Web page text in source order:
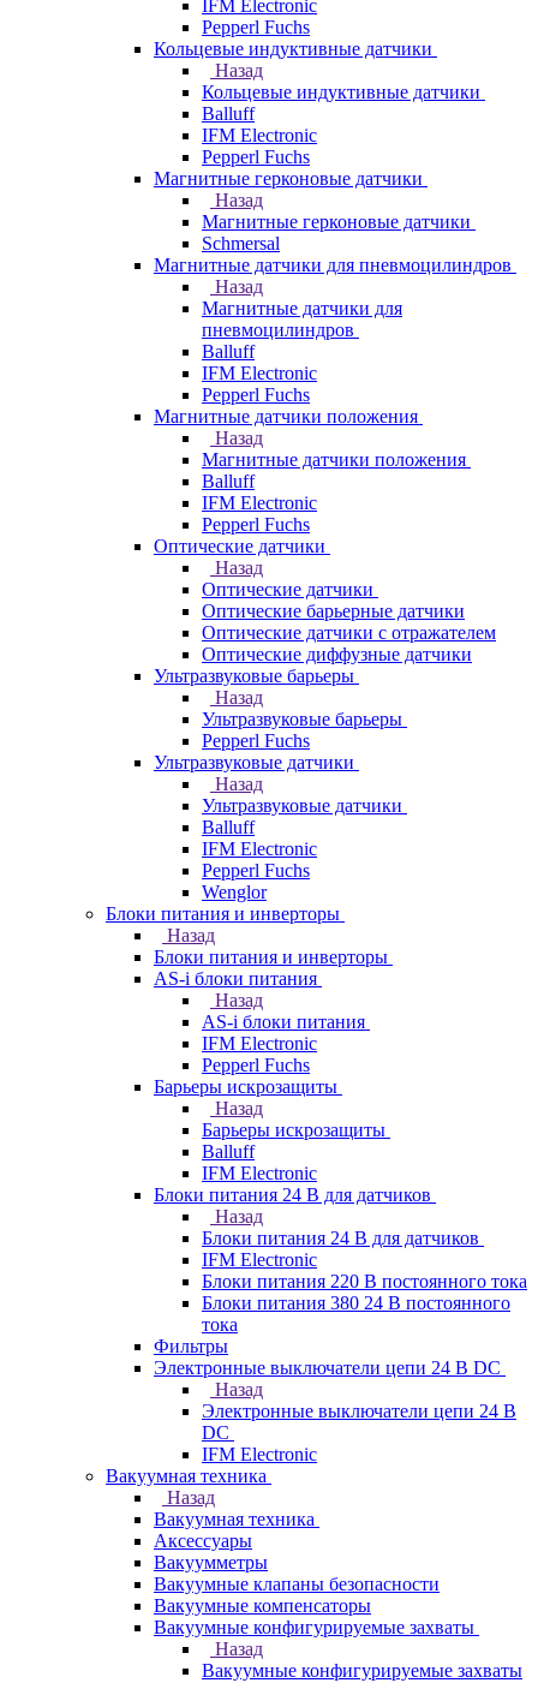
IFM Electronic
Pepperl Fuchs
Кольцевые индуктивные датчики
Назад
Кольцевые индуктивные датчики
Balluff
IFM Electronic
Pepperl Fuchs
Магнитные герконовые датчики
Назад
Магнитные герконовые датчики
Schmersal
Магнитные датчики для пневмоцилиндров
Назад
Магнитные датчики для
пневмоцилиндров
Balluff
IFM Electronic
Pepperl Fuchs
Магнитные датчики положения
Назад
Магнитные датчики положения
Balluff
IFM Electronic
Pepperl Fuchs
Оптические датчики
Назад
Оптические датчики
Оптические барьерные датчики
Оптические датчики с отражателем
Оптические диффузные датчики
Ультразвуковые барьеры
Назад
Ультразвуковые барьеры
Pepperl Fuchs
Ультразвуковые датчики
Назад
Ультразвуковые датчики
Balluff
IFM Electronic
Pepperl Fuchs
Wenglor
Блоки питания и инверторы
Назад
Блоки питания и инверторы
AS-i блоки питания
Назад
AS-i блоки питания
IFM Electronic
Pepperl Fuchs
Барьеры искрозащиты
Назад
Барьеры искрозащиты
Balluff
IFM Electronic
Блоки питания 24 В для датчиков
Назад
Блоки питания 24 В для датчиков
IFM Electronic
Блоки питания 220 В постоянного тока
Блоки питания 380 24 В постоянного
тока
Фильтры
Электронные выключатели цепи 24 В DC
Назад
Электронные выключатели цепи 24 В
DC
IFM Electronic
Вакуумная техника
Назад
Вакуумная техника
Аксессуары
Вакуумметры
Вакуумные клапаны безопасности
Вакуумные компенсаторы
Вакуумные конфигурируемые захваты
Назад
Вакуумные конфигурируемые захваты